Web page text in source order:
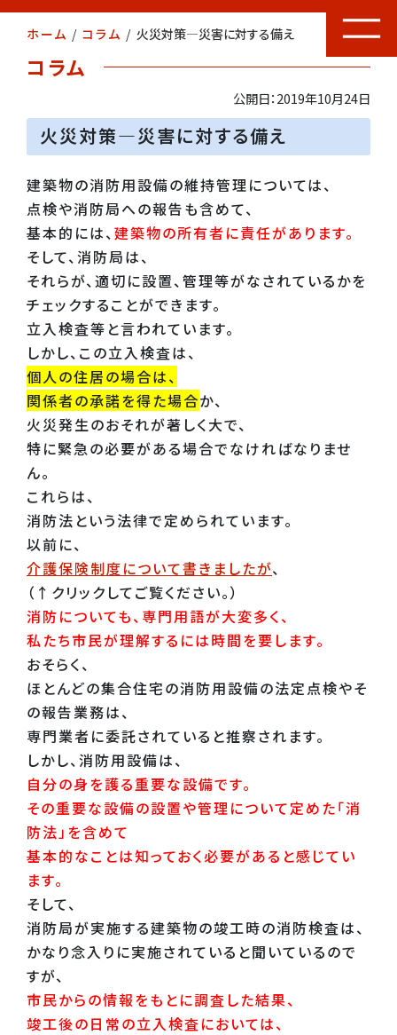
ホーム / コラム / 火災対策―災害に対する備え
コラム
公開日：2019年10月24日
火災対策―災害に対する備え
建築物の消防用設備の維持管理については、
点検や消防局への報告も含めて、
基本的には、 建築物の所有者に責任があります。
そして、消防局は、
それらが、適切に設置、管理等がなされているかを
チェックすることができます。
立入検査等と言われています。
しかし、この立入検査は、
個人の住居の場合は、
関係者の承諾を得た場合か、
火災発生のおそれが著しく大で、
特に緊急の必要がある場合でなければなりませ
ん。
これらは、
消防法という法律で定められています。
以前に、
介護保険制度について書きましたが、
（↑クリックしてご覧ください。）
消防についても、専門用語が大変多く、
私たち市民が理解するには時間を要します。
おそらく、
ほとんどの集合住宅の消防用設備の法定点検やそ
の報告業務は、
専門業者に委託されていると推察されます。
しかし、消防用設備は、
自分の身を護る重要な設備です。
その重要な設備の設置や管理について定めた「消
防法」を含めて
基本的なことは知っておく必要があると感じてい
ます。
そして、
消防局が実施する建築物の竣工時の消防検査は、
かなり念入りに実施されていると聞いているので
すが、
市民からの情報をもとに調査した結果、
竣工後の日常の立入検査においては、